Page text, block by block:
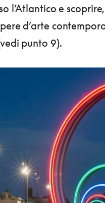
l’Atlantico e
d’arte
punto 9).